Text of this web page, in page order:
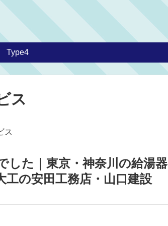
Type4
ス
ス
した｜東京・神奈川の給湯器
の安田工務店・山口建設